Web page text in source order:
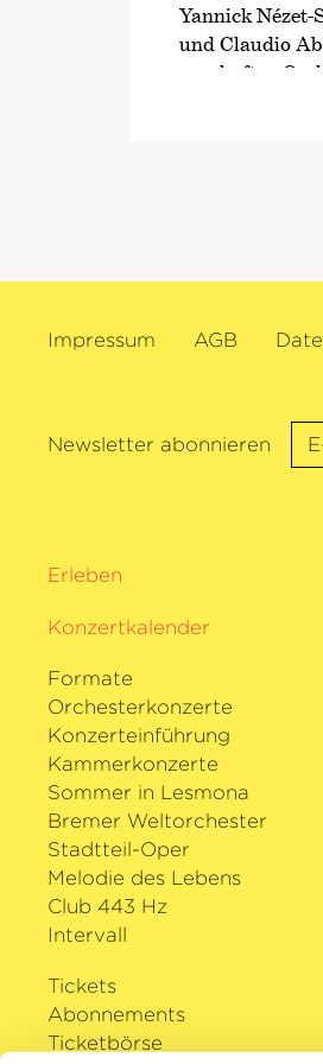
Yannick
und Claudio
namhaften
Mit 18 Jahren
Bereits im Alter
Musiker einen
der Klassik-
seinem
2023 kehrt der
Impressum AGB
Newsletter abonnieren
Erleben
Konzertkalender
Formate
Orchesterkonzerte
Konzerteinführung
Kammerkonzerte
Sommer in Lesmona
Bremer Weltorchester
Stadtteil-Oper
Melodie des Lebens
Club 443 Hz
Intervall
Tickets
Abonnements
Ticketbörse